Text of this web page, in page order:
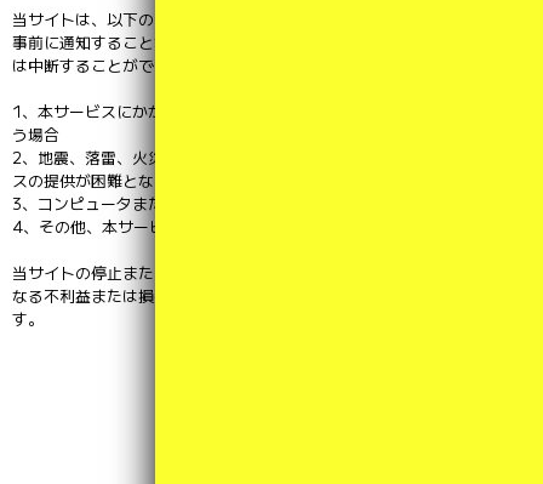
当サイトは、以下のいずれかの事由があると判断した場合，ユーザーに
事前に通知することなく本サービスの全部または一部の提供を停止また
は中断することができるものとします。
1、本サービスにかかるコンピュータシステムの保守点検または更新を行
う場合
2、地震、落雷、火災、停電または天災などの不可抗力により、本サービ
スの提供が困難となった場合
3、コンピュータまたは通信回線等が事故により停止した場合
4、その他、本サービスの提供が困難と、当サイト運営者が判断した場合
当サイトの停止または中断により、ユーザーまたは第三者が被ったいか
なる不利益または損害についても、一切の責任を負わないものとしま
す。